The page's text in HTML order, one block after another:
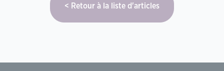
Retour à la liste d'articles